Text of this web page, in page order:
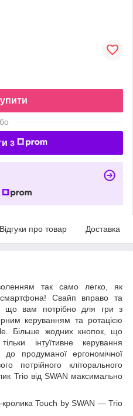
з
Відгуки про товар Доставка
так само легко, як
Свайп вправо та
що вам потрібно для гри з
керуванням та ротацією
Більше жодних кнопок, що
інтуїтивне керування
продуманої ергономічної
потрійного кліторального
Trio від SWAN максимально
кролика Touch by SWAN — Trio